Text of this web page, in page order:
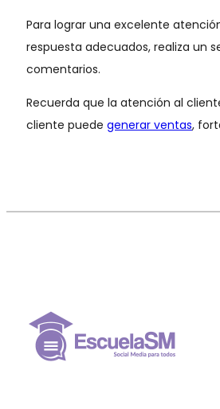
Para lograr una excelente
respuesta adecuados, realiza un
comentarios.
Recuerda que la atención al
cliente puede generar ventas,